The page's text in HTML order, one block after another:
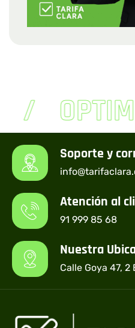
Soporte y
Atención al
91 999 85 68
Nuestra
Calle Goya 47,